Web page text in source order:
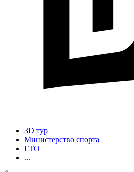
3D тур
Министерство спорта
ГТО
...